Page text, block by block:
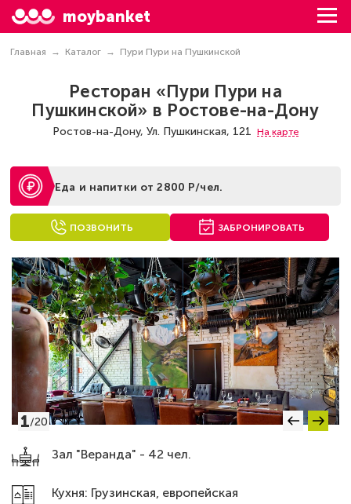
moybanket
Главная Каталог Пури Пури на Пушкинской
Ресторан «Пури Пури на
Пушкинской» в Ростове-на-Дону
Ростов-на-Дону, Ул. Пушкинская, 121 На карте
Еда и напитки от 2800 Р/чел.
ПОЗВОНИТЬ ЗАБРОНИРОВАТЬ
Зал "Веранда" - 42 чел.
Кухня: Грузинская, европейская
1/20